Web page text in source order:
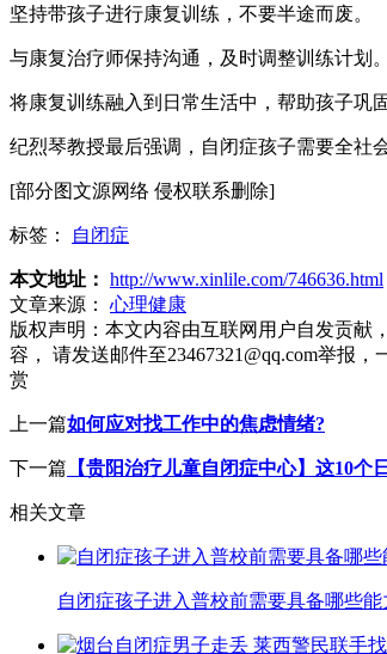
坚持带孩子进行康复训练，不要半途而废。
与康复治疗师保持沟通，及时调整训练计划。
将康复训练融入到日常生活中，帮助孩子巩
纪烈琴教授最后强调，自闭症孩子需要全社
[部分图文源网络 侵权联系删除]
标签： 自闭症
本文地址： http://www.xinlile.com/746636.html
文章来源：
心理健康
版权声明： 本文内容由互联网用户自发贡献
容， 请发送邮件至23467321@qq.com举报
赏
上一篇如何应对找工作中的焦虑情绪?
下一篇 【贵阳治疗儿童自闭症中心】这10
相关文章
自闭症孩子进入普校前需要具备哪些能